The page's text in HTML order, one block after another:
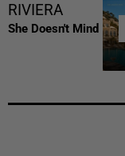
RIVIERA
She Doesn't Mind